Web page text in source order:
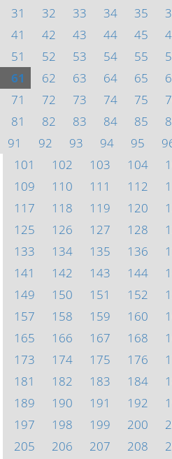
31
32 33 34 35
41
42 43 44 45
51
52 53 54 55
61
62 63 64 65
71
72 73 74 75
81
82 83 84 85
91
92 93 94 95
101
102 103 104
109
110 111 112
117
118 119 120
125
126 127 128
133
134 135 136
141
142 143 144
149
150 151 152
157
158 159 160
165
166 167 168
173
174 175 176
181
182 183 184
189
190 191 192
197
198 199 200
205
206 207 208